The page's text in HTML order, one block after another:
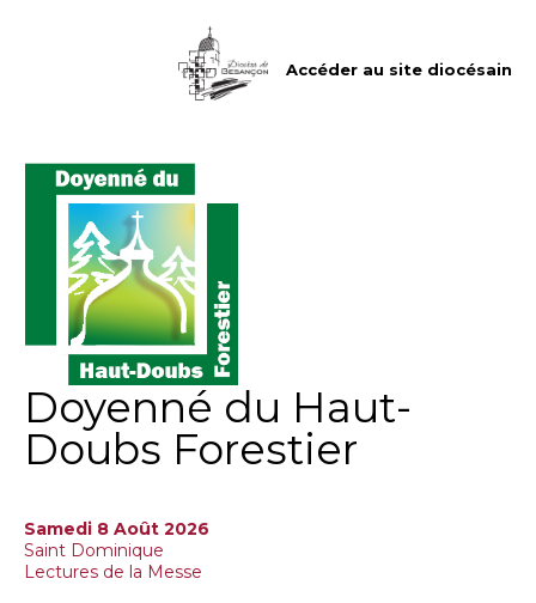
Accéder au site diocésain
Doyenné du Haut-
Doubs Forestier
Samedi 8 Août 2026
Saint Dominique
Lectures de la Messe